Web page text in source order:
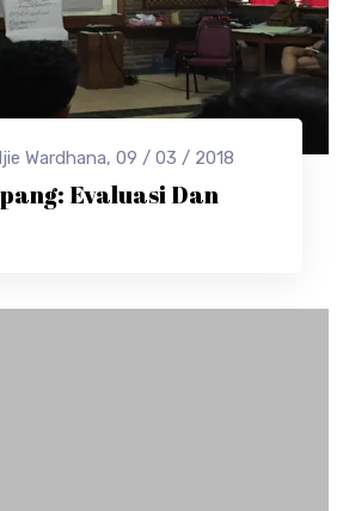
Wardhana, 09 / 03 / 2018
Evaluasi Dan